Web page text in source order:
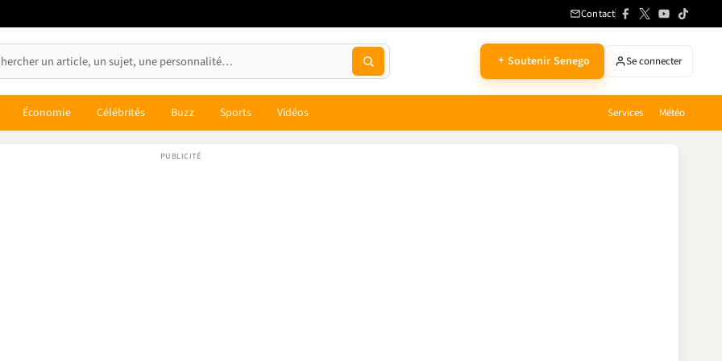
Contact
Soutenir Senego Se connecter
Économie Célébrités Buzz Sports Vidéos Services Météo